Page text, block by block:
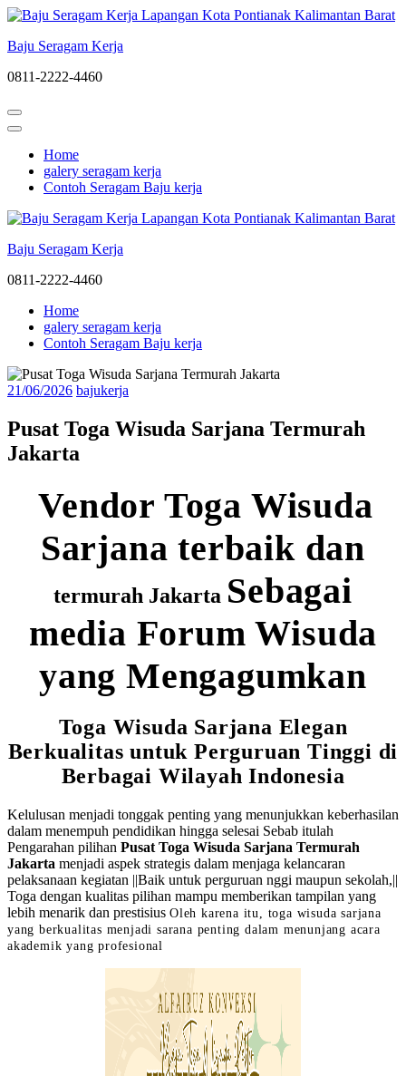
Lompat
konten
Enter)
Baju Seragam Kerja
0811-2222-4460
Home
galery seragam kerja
Contoh Seragam Baju kerja
Baju Seragam Kerja
0811-2222-4460
Home
galery seragam kerja
Contoh Seragam Baju kerja
21/06/2026 bajukerja
Pusat Toga Wisuda Sarjana Termurah
Jakarta
Vendor Toga Wisuda
Sarjana terbaik dan
termurah Jakarta Sebagai
media Forum Wisuda
yang Mengagumkan
Toga Wisuda Sarjana Elegan
Berkualitas untuk Perguruan Tinggi di
Berbagai Wilayah Indonesia
Kelulusan menjadi tonggak penting yang menunjukkan keberhasilan
dalam menempuh pendidikan hingga selesai Sebab itulah
Pengarahan pilihan Pusat Toga Wisuda Sarjana Termurah
Jakarta menjadi aspek strategis dalam menjaga kelancaran
pelaksanaan kegiatan ||Baik untuk perguruan nggi maupun sekolah,||
Toga dengan kualitas pilihan mampu memberikan tampilan yang
lebih menarik dan prestisius Oleh karena itu, toga wisuda sarjana
yang berkualitas menjadi sarana penting dalam menunjang acara
akademik yang profesional